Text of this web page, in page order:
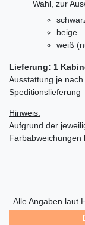
Wahl, zur
beige
weiß
Lieferung: 1
Ausstattung je nach
Speditionslieferung
Hinweis:
Aufgrund der
Farbabweichungen
Alle Angaben laut